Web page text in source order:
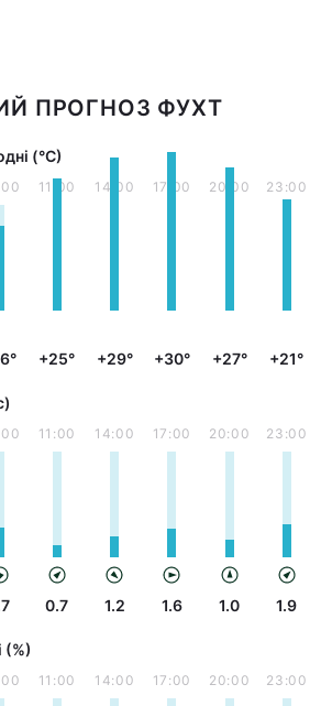
ПРОГНОЗ ФУХТ
(°С)
11:00
+25°
14:00
+29°
17:00
+30°
20:00
+27°
23:00
+21°
11:00
0.7
14:00
1.2
17:00
1.6
20:00
1.0
23:00
1.9
(%)
11:00 14:00 17:00 20:00 23:00